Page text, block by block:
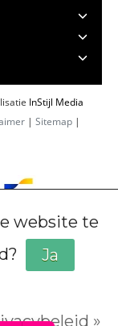
InStijl Media
| Sitemap |
website te
Ja
»